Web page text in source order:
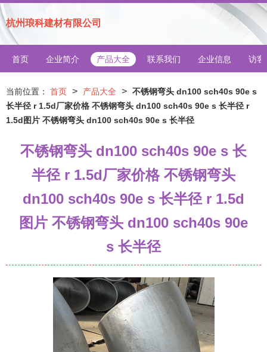
杭州琅科建材有限公司
首页 企业简介 产品大全 联系我们 企业信息 访客
当前位置： 首页 > 产品大全 > 不锈钢弯头 dn100 sch40s 90e s
长半径 r 1.5d厂家价格 不锈钢弯头 dn100 sch40s 90e s 长半径 r
1.5d图片 不锈钢弯头 dn100 sch40s 90e s 长半径
不锈钢弯头 dn100 sch40s 90e s 长
半径 r 1.5d厂家价格 不锈钢弯头
dn100 sch40s 90e s 长半径 r 1.5d
图片 不锈钢弯头 dn100 sch40s 90e
s 长半径